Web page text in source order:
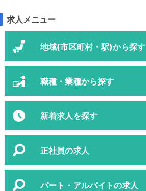
求人メニュー
地域(市区町村・駅)から探す
職種・業種から探す
新着求人を探す
正社員の求人
パート・アルバイトの求人